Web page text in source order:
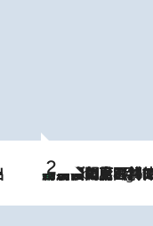
7 Hours Ago
「最後に見られてよかった」上野動物園の東園パンダ舎が解体前に特別公開。8月16日まで延長されたパネル展と共に辿る“半世紀”のパンダ飼育《解体工事の図面あり》